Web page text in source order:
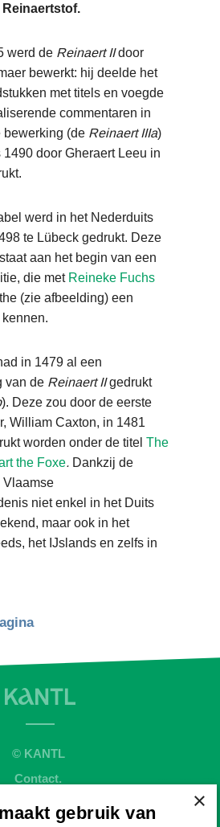
werd deReinaert IIdoor
bewerkt: hij deelde het
met titels en voegde
commentaren in
bewerking (de Reinaert IIIa)
door Gheraert Leeu in
werd in het Nederduits
te Lübeck gedrukt. Deze
aan het begin van een
die met Reineke Fuchs
(zie afbeelding) een
in 1479 al een
van de Reinaert IIgedrukt
). Deze zou door de eerste
William Caxton, in 1481
worden onder de titel The
the Foxe. Dankzij de
niet enkel in het Duits
maar ook in het
het IJslands en zelfs in
© KANTL
Contact.
Sitemap.
×
gebruik van